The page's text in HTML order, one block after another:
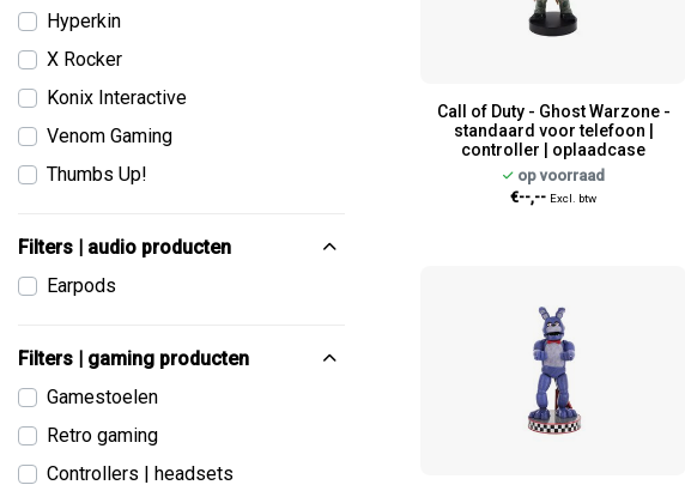
Hyperkin
X Rocker
Konix Interactive
Venom Gaming
Thumbs Up!
Filters | audio producten
Earpods
Filters | gaming producten
Gamestoelen
Retro gaming
Controllers | headsets
Call of Duty - Ghost Warzone -
standaard voor telefoon |
controller | oplaadcase
op voorraad
€--,-- Excl. btw